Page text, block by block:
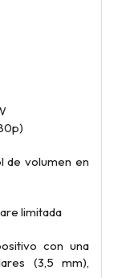
de volumen en
limitada
con una
(3,5 mm),